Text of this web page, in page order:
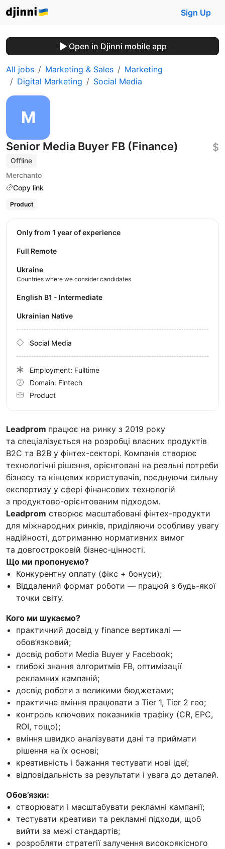
Sign Up
Open in Djinni mobile app
All jobs Marketing & Sales
Marketing
Digital Marketing
Social Media
Senior Media Buyer FB (Finance)
Offline
Merchanto
Copy link
$
Product
Leadprom працює на ринку з 2019 року
та спеціалізується на розробці власних продуктів
B2C та B2B у фінтех-секторі. Компанія створює
технологічні рішення, орієнтовані на реальні потреби
бізнесу та кінцевих користувачів, поєднуючи сильну
експертизу у сфері фінансових технологій
з продуктово-орієнтованим підходом.
Leadprom створює масштабовані фінтех-продукти
для міжнародних ринків, приділяючи особливу увагу
надійності, дотриманню нормативних вимог
та довгостроковій бізнес-цінності.
Що ми пропонуємо?
Конкурентну оплату (фікс + бонуси);
Віддалений формат роботи — працюй з будь-якої
точки світу.
Кого ми шукаємо?
практичний досвід у finance вертикалі —
обов’язковий;
досвід роботи Media Buyer у Facebook;
глибокі знання алгоритмів FB, оптимізації
рекламних кампаній;
досвід роботи з великими бюджетами;
практичне вміння працювати з Tier 1, Tier 2 гео;
контроль ключових показників трафіку (CR, EPC,
ROI, тощо);
вміння швидко аналізувати дані та приймати
рішення на їх основі;
креативність і бажання тестувати нові ідеї;
відповідальність за результати і увага до деталей.
Обов’язки:
створювати і масштабувати рекламні кампанії;
тестувати креативи та рекламні підходи, щоб
вийти за межі стандартів;
розробляти стратегії залучення високоякісного
Only from 1 year of experience
Full Remote
Ukraine
Countries where we consider candidates
English B1 - Intermediate
Ukrainian Native
Social Media
Employment: Fulltime
Domain: Fintech
Product